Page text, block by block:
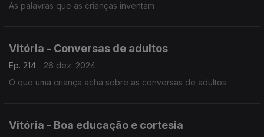
As palavras que as crianças inventam
Vitória - Conversas de adultos
Ep. 214
26 dez. 2024
O que uma criança acha sobre as conversas de adultos
Vitória - Boa educação e cortesia